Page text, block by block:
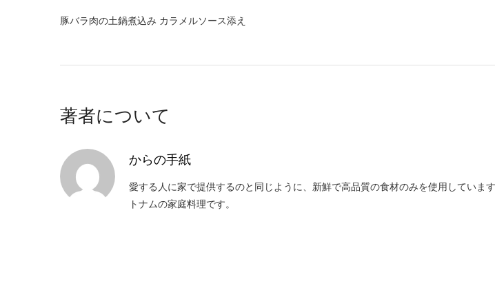
豚バラ肉の土鍋煮込み カラメルソース添え
著者について
からの手紙
愛する人に家で提供するのと同じように、新鮮で高品質の食材のみを使用していま
トナムの家庭料理です。